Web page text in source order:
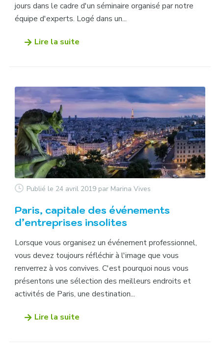
jours dans le cadre d'un séminaire organisé par notre
équipe d'experts. Logé dans un...
Lire la suite
Publié le 24 avril 2019 par Marina Vives
Paris, capitale des événements
d’entreprises insolites
Lorsque vous organisez un événement professionnel,
vous devez toujours réfléchir à l'image que vous
renverrez à vos convives. C'est pourquoi nous vous
présentons une sélection des meilleurs endroits et
activités de Paris, une destination...
Lire la suite